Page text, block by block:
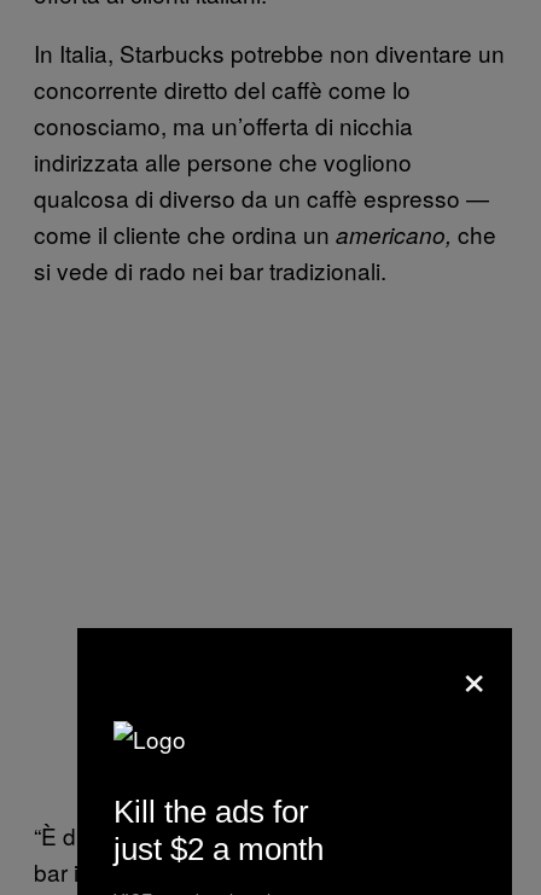
In Italia, Starbucks potrebbe non diventare un
concorrente diretto del caffè come lo
conosciamo, ma un’offerta di nicchia
indirizzata alle persone che vogliono
qualcosa di diverso da un caffè espresso —
come il cliente che ordina un americano, che
si vede di rado nei bar tradizionali.
“È difficile trovare un buonamericano
bar italiano, generalmente è un normale caffè
×
Kill the ads for
just $2 a month